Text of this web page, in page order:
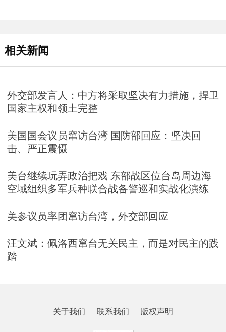
相关新闻
外交部发言人：中方将采取坚决有力措施，捍卫
国家主权和领土完整
美国国会议员窜访台湾 国防部回应：坚决回
击、严正震慑
美台继续玩弄政治把戏 东部战区位台岛周边海
空域组织多军兵种联合战备警巡和实战化演练
美参议员率团窜访台湾，外交部回应
汪文斌：佩洛西窜台无关民主，而是对民主的践
踏
关于我们 联系我们 版权声明